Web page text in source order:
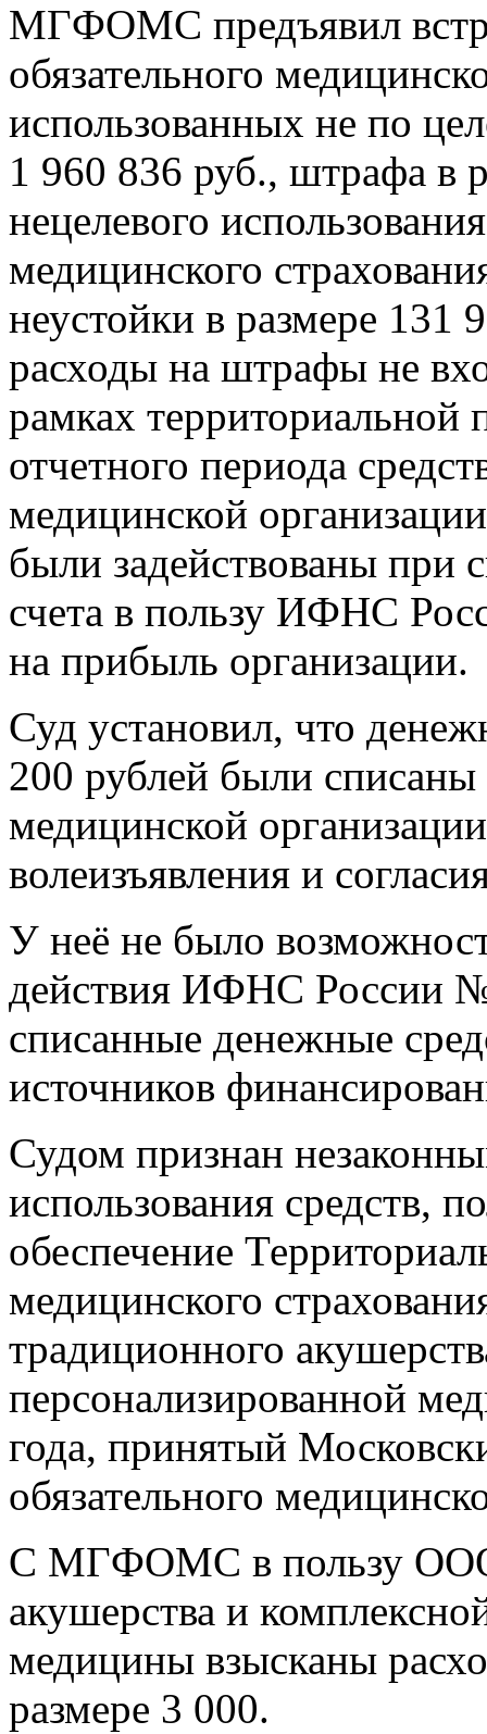
МГФОМС предъявил
обязательного
использованных не по
1 960 836 руб., штрафа в
нецелевого
медицинского
неустойки в размере 131
расходы на штрафы не
рамках
отчетного периода
медицинской
были задействованы при
счета в пользу ИФНС
на прибыль организации.
Суд установил, что
200 рублей были списаны
медицинской
волеизъявления и
У неё не было
действия ИФНС России №
списанные денежные
источников
Судом признан
использования средств,
обеспечение
медицинского
традиционного
персонализированной
года, принятый
обязательного
С МГФОМС в пользу ООО
акушерства и
медицины взысканы
размере 3 000.